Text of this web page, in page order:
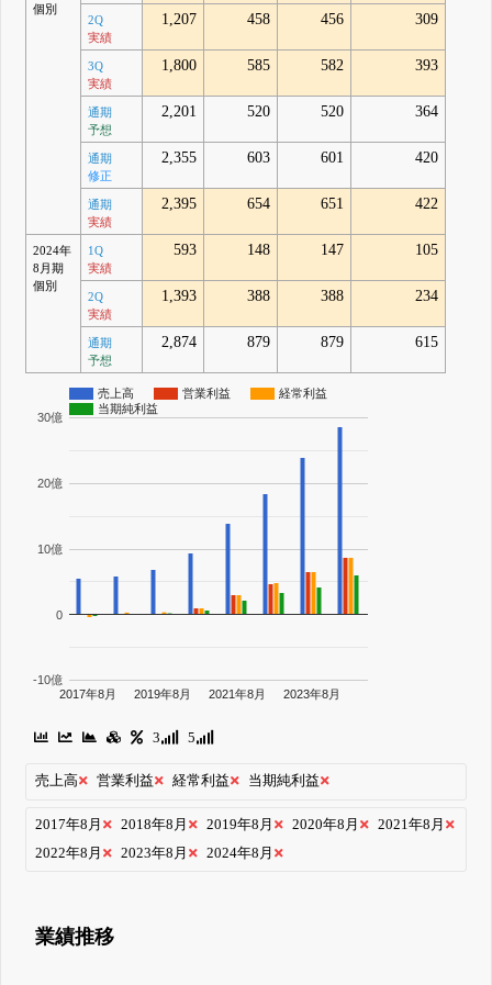
個別
2Q
実績
1,207 458 456 309
3Q
実績
1,800 585 582 393
通期
予想
2,201 520 520 364
通期
修正
2,355 603 601 420
通期
実績
2,395 654 651 422
2024年
8月期
個別
1Q
実績
593 148 147 105
2Q
実績
1,393 388 388 234
通期
予想
2,874 879 879 615
売上高 営業利益
経常利益
当期純利益
2017年8月 2019年8月 2021年8月 2023年8月
-10億
0
10億
20億
30億
3 5
売上高 営業利益 経常利益 当期純利益
2017年8月 2018年8月 2019年8月 2020年8月
2021年8月
2022年8月
2023年8月 2024年8月
業績推移